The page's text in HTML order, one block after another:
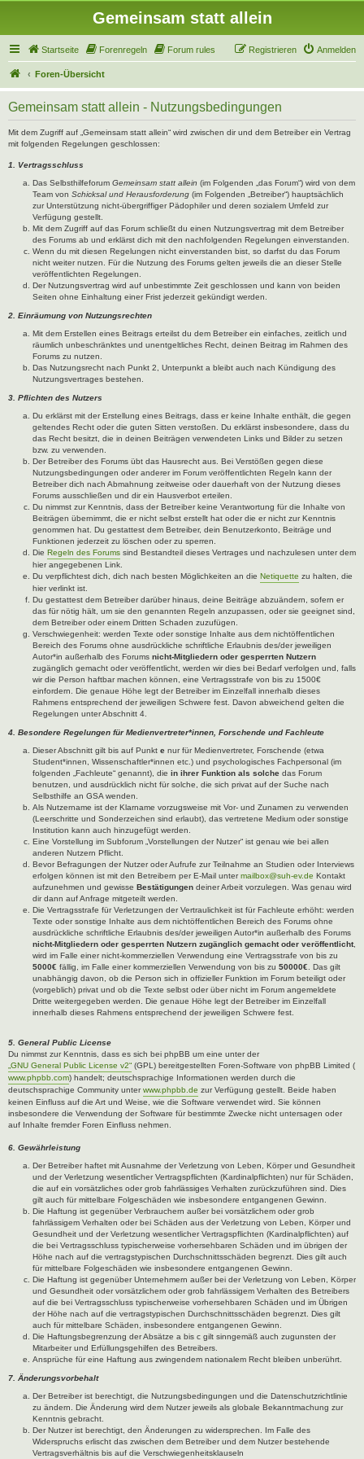
Gemeinsam statt allein
Startseite Forenregeln Forum rules Anmelden
Registrieren
Foren-Übersicht
Gemeinsam statt allein - Nutzungsbedingungen
Mit dem Zugriff auf „Gemeinsam statt allein“ wird zwischen dir und dem Betreiber ein Vertrag
mit folgenden Regelungen geschlossen:
1. Vertragsschluss
Das Selbsthilfeforum Gemeinsam statt allein (im Folgenden „das Forum“) wird von dem
Team von Schicksal und Herausforderung (im Folgenden „Betreiber“) hauptsächlich
zur Unterstützung nicht-übergriffiger Pädophiler und deren sozialem Umfeld zur
Verfügung gestellt.
Mit dem Zugriff auf das Forum schließt du einen Nutzungsvertrag mit dem Betreiber
des Forums ab und erklärst dich mit den nachfolgenden Regelungen einverstanden.
Wenn du mit diesen Regelungen nicht einverstanden bist, so darfst du das Forum
nicht weiter nutzen. Für die Nutzung des Forums gelten jeweils die an dieser Stelle
veröffentlichten Regelungen.
Der Nutzungsvertrag wird auf unbestimmte Zeit geschlossen und kann von beiden
Seiten ohne Einhaltung einer Frist jederzeit gekündigt werden.
2. Einräumung von Nutzungsrechten
Mit dem Erstellen eines Beitrags erteilst du dem Betreiber ein einfaches, zeitlich und
räumlich unbeschränktes und unentgeltliches Recht, deinen Beitrag im Rahmen des
Forums zu nutzen.
Das Nutzungsrecht nach Punkt 2, Unterpunkt a bleibt auch nach Kündigung des
Nutzungsvertrages bestehen.
3. Pflichten des Nutzers
Du erklärst mit der Erstellung eines Beitrags, dass er keine Inhalte enthält, die gegen
geltendes Recht oder die guten Sitten verstoßen. Du erklärst insbesondere, dass du
das Recht besitzt, die in deinen Beiträgen verwendeten Links und Bilder zu setzen
bzw. zu verwenden.
Der Betreiber des Forums übt das Hausrecht aus. Bei Verstößen gegen diese
Nutzungsbedingungen oder anderer im Forum veröffentlichten Regeln kann der
Betreiber dich nach Abmahnung zeitweise oder dauerhaft von der Nutzung dieses
Forums ausschließen und dir ein Hausverbot erteilen.
Du nimmst zur Kenntnis, dass der Betreiber keine Verantwortung für die Inhalte von
Beiträgen übernimmt, die er nicht selbst erstellt hat oder die er nicht zur Kenntnis
genommen hat. Du gestattest dem Betreiber, dein Benutzerkonto, Beiträge und
Funktionen jederzeit zu löschen oder zu sperren.
Die Regeln des Forums sind Bestandteil dieses Vertrages und nachzulesen unter dem
hier angegebenen Link.
Du verpflichtest dich, dich nach besten Möglichkeiten an die Netiquette zu halten, die
hier verlinkt ist.
Du gestattest dem Betreiber darüber hinaus, deine Beiträge abzuändern, sofern er
das für nötig hält, um sie den genannten Regeln anzupassen, oder sie geeignet sind,
dem Betreiber oder einem Dritten Schaden zuzufügen.
Verschwiegenheit: werden Texte oder sonstige Inhalte aus dem nichtöffentlichen
Bereich des Forums ohne ausdrückliche schriftliche Erlaubnis des/der jeweiligen
Autor*in außerhalb des Forums nicht-Mitgliedern oder gesperrten Nutzern
zugänglich gemacht oder veröffentlicht, werden wir dies bei Bedarf verfolgen und, falls
wir die Person haftbar machen können, eine Vertragsstrafe von bis zu 1500€
einfordern. Die genaue Höhe legt der Betreiber im Einzelfall innerhalb dieses
Rahmens entsprechend der jeweiligen Schwere fest. Davon abweichend gelten die
Regelungen unter Abschnitt 4.
4. Besondere Regelungen für Medienvertreter*innen, Forschende und Fachleute
Dieser Abschnitt gilt bis auf Punkt e nur für Medienvertreter, Forschende (etwa
Student*innen, Wissenschaftler*innen etc.) und psychologisches Fachpersonal (im
folgenden „Fachleute“ genannt), die in ihrer Funktion als solche das Forum
benutzen, und ausdrücklich nicht für solche, die sich privat auf der Suche nach
Selbsthilfe an GSA wenden.
Als Nutzername ist der Klarname vorzugsweise mit Vor- und Zunamen zu verwenden
(Leerschritte und Sonderzeichen sind erlaubt), das vertretene Medium oder sonstige
Institution kann auch hinzugefügt werden.
Eine Vorstellung im Subforum „Vorstellungen der Nutzer“ ist genau wie bei allen
anderen Nutzern Pflicht.
Bevor Befragungen der Nutzer oder Aufrufe zur Teilnahme an Studien oder Interviews
erfolgen können ist mit den Betreibern per E-Mail untermailbox@suh-ev.de Kontakt
aufzunehmen und gewisse Bestätigungen deiner Arbeit vorzulegen. Was genau wird
dir dann auf Anfrage mitgeteilt werden.
Die Vertragsstrafe für Verletzungen der Vertraulichkeit ist für Fachleute erhöht: werden
Texte oder sonstige Inhalte aus dem nichtöffentlichen Bereich des Forums ohne
ausdrückliche schriftliche Erlaubnis des/der jeweiligen Autor*in außerhalb des Forums
nicht-Mitgliedern oder gesperrten Nutzern zugänglich gemacht oder veröffentlicht,
wird im Falle einer nicht-kommerziellen Verwendung eine Vertragsstrafe von bis zu
5000€ fällig, im Falle einer kommerziellen Verwendung von bis zu 50000€ . Das gilt
unabhängig davon, ob die Person sich in offizieller Funktion im Forum beteiligt oder
(vorgeblich) privat und ob die Texte selbst oder über nicht im Forum angemeldete
Dritte weitergegeben werden. Die genaue Höhe legt der Betreiber im Einzelfall
innerhalb dieses Rahmens entsprechend der jeweiligen Schwere fest.
5. General Public License
Du nimmst zur Kenntnis, dass es sich bei phpBB um eine unter der
„GNU General Public License v2“ (GPL) bereitgestellten Foren-Software von phpBB Limited (
www.phpbb.com) handelt; deutschsprachige Informationen werden durch die
deutschsprachige Community unterwww.phpbb.de zur Verfügung gestellt. Beide haben
keinen Einfluss auf die Art und Weise, wie die Software verwendet wird. Sie können
insbesondere die Verwendung der Software für bestimmte Zwecke nicht untersagen oder
auf Inhalte fremder Foren Einfluss nehmen.
6. Gewährleistung
Der Betreiber haftet mit Ausnahme der Verletzung von Leben, Körper und Gesundheit
und der Verletzung wesentlicher Vertragspflichten (Kardinalpflichten) nur für Schäden,
die auf ein vorsätzliches oder grob fahrlässiges Verhalten zurückzuführen sind. Dies
gilt auch für mittelbare Folgeschäden wie insbesondere entgangenen Gewinn.
Die Haftung ist gegenüber Verbrauchern außer bei vorsätzlichem oder grob
fahrlässigem Verhalten oder bei Schäden aus der Verletzung von Leben, Körper und
Gesundheit und der Verletzung wesentlicher Vertragspflichten (Kardinalpflichten) auf
die bei Vertragsschluss typischerweise vorhersehbaren Schäden und im übrigen der
Höhe nach auf die vertragstypischen Durchschnittsschäden begrenzt. Dies gilt auch
für mittelbare Folgeschäden wie insbesondere entgangenen Gewinn.
Die Haftung ist gegenüber Unternehmern außer bei der Verletzung von Leben, Körper
und Gesundheit oder vorsätzlichem oder grob fahrlässigem Verhalten des Betreibers
auf die bei Vertragsschluss typischerweise vorhersehbaren Schäden und im Übrigen
der Höhe nach auf die vertragstypischen Durchschnittsschäden begrenzt. Dies gilt
auch für mittelbare Schäden, insbesondere entgangenen Gewinn.
Die Haftungsbegrenzung der Absätze a bis c gilt sinngemäß auch zugunsten der
Mitarbeiter und Erfüllungsgehilfen des Betreibers.
Ansprüche für eine Haftung aus zwingendem nationalem Recht bleiben unberührt.
7. Änderungsvorbehalt
Der Betreiber ist berechtigt, die Nutzungsbedingungen und die Datenschutzrichtlinie
zu ändern. Die Änderung wird dem Nutzer jeweils als globale Bekanntmachung zur
Kenntnis gebracht.
Der Nutzer ist berechtigt, den Änderungen zu widersprechen. Im Falle des
Widerspruchs erlischt das zwischen dem Betreiber und dem Nutzer bestehende
Vertragsverhältnis bis auf die Verschwiegenheitsklauseln